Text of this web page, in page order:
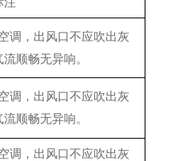
调，出风口不应吹出灰
顺畅无异响。
调，出风口不应吹出灰
顺畅无异响。
调，出风口不应吹出灰